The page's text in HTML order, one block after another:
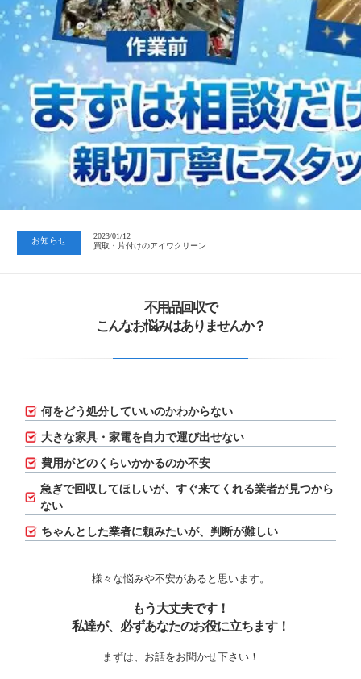
お知らせ
2023/01/12
買取・片付けのアイワクリーン
2023/07/24
中日新聞 岐阜版「空き家対策SOS」コーナーに掲載いただきまし…
2023/01/12
買取・片付けのアイワクリーン
不用品回収で
こんなお悩みはありませんか？
何をどう処分していいのかわからない
大きな家具・家電を自力で運び出せない
費用がどのくらいかかるのか不安
急ぎで回収してほしいが、すぐ来てくれる業者が見つから
ない
ちゃんとした業者に頼みたいが、判断が難しい
様々な悩みや不安があると思います。
もう大丈夫です！
私達が、必ずあなたのお役に立ちます！
まずは、お話をお聞かせ下さい！